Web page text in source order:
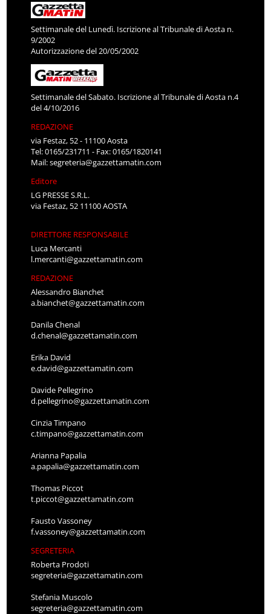
Settimanale del Lunedì. Iscrizione al Tribunale di Aosta n.
9/2002
Autorizzazione del 20/05/2002
Settimanale del Sabato. Iscrizione al Tribunale di Aosta n.4
del 4/10/2016
REDAZIONE
via Festaz, 52 - 11100 Aosta
Tel: 0165/231711 - Fax: 0165/1820141
Mail:segreteria@gazzettamatin.com
Editore
LG PRESSE S.R.L.
via Festaz, 52 11100 AOSTA
DIRETTORE RESPONSABILE
Luca Mercanti
l.mercanti@gazzettamatin.com
REDAZIONE
Alessandro Bianchet
a.bianchet@gazzettamatin.com
Danila Chenal
d.chenal@gazzettamatin.com
Erika David
e.david@gazzettamatin.com
Davide Pellegrino
d.pellegrino@gazzettamatin.com
Cinzia Timpano
c.timpano@gazzettamatin.com
Arianna Papalia
a.papalia@gazzettamatin.com
Thomas Piccot
t.piccot@gazzettamatin.com
Fausto Vassoney
f.vassoney@gazzettamatin.com
SEGRETERIA
Roberta Prodoti
segreteria@gazzettamatin.com
Stefania Muscolo
segreteria@gazzettamatin.com